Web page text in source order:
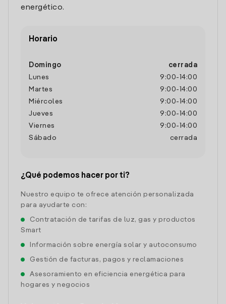
energético.
Horario
Domingo
cerrada
Lunes
9:00- 14:00
Martes
9:00- 14:00
Miércoles
9:00- 14:00
Jueves
9:00- 14:00
Viernes
9:00- 14:00
Sábado
cerrada
¿Qué podemos hacer por ti?
Nuestro equipo te ofrece atención personalizada
para ayudarte con:
Contratación de tarifas de luz, gas y productos
Smart
Información sobre energía solar y autoconsumo
Gestión de facturas, pagos y reclamaciones
Asesoramiento en eficiencia energética para
hogares y negocios